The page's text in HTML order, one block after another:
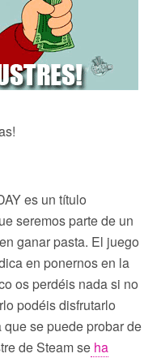
es un título
seremos parte de un
ganar pasta. El juego
en ponernos en la
os perdéis nada si no
podéis disfrutarlo
se puede probar de
de Steam se ha